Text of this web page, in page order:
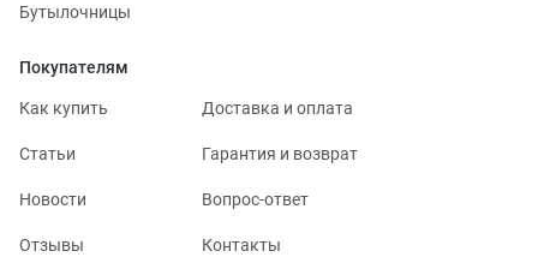
Бутылочницы
Покупателям
Как купить Доставка и оплата
Статьи Гарантия и возврат
Новости Вопрос-ответ
Отзывы Контакты